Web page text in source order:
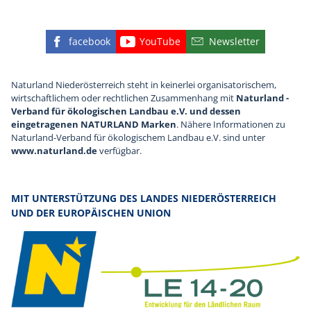
Finden Sie die eNu auf Facebook
facebook Besuchen Sie den
YouTube Abonnieren Sie
Newsletter
Naturland Niederösterreich steht in keinerlei organisatorischem,
wirtschaftlichem oder rechtlichen Zusammenhang mit Naturland -
Verband für ökologischen Landbau e.V. und dessen
eingetragenen NATURLAND Marken. Nähere Informationen zu
Naturland-Verband für ökologischem Landbau e.V. sind unter
www.naturland.deverfügbar.
MIT UNTERSTÜTZUNG DES LANDES NIEDERÖSTERREICH
UND DER EUROPÄISCHEN UNION